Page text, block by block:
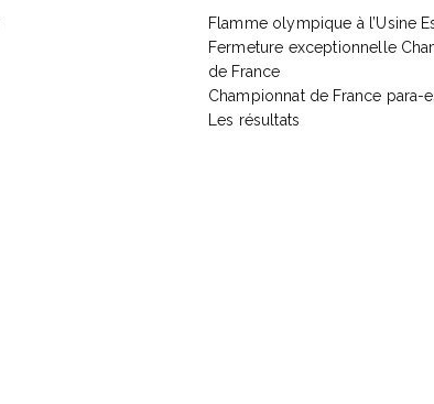
Flamme olympique à l’Usine
Fermeture exceptionnelle
de France
Championnat de France para-
Les résultats